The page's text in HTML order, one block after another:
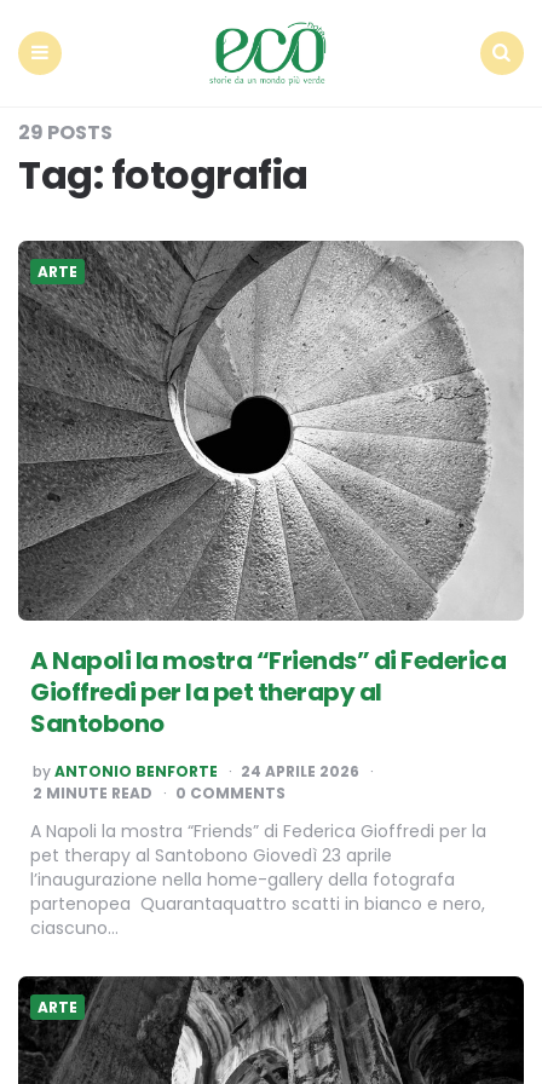
29 POSTS
Tag:fotografia
ARTE
A Napoli la mostra “Friends” di Federica
Gioffredi per la pet therapy al
Santobono
POSTED
BY
byANTONIO BENFORTE
24 APRILE 2026
2 MINUTE READ 0 COMMENTS
A Napoli la mostra “Friends” di Federica Gioffredi per la
pet therapy al Santobono Giovedì 23 aprile
l’inaugurazione nella home-gallery della fotografa
partenopea Quarantaquattro scatti in bianco e nero,
ciascuno…
ARTE